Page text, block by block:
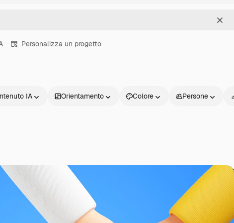
Personalizza un progetto
IA Orientamento Colore Persone
Prodotti Azienda